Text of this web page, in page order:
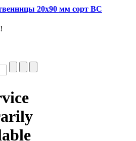
20х90 мм сорт BC